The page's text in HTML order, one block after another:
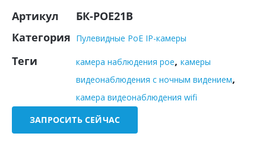
Артикул
БК-POE21B
Категория Пулевидные PoE IP-камеры
Теги камера наблюдения poe, камеры
видеонаблюдения с ночным видением,
камера видеонаблюдения wifi
ЗАПРОСИТЬ СЕЙЧАС